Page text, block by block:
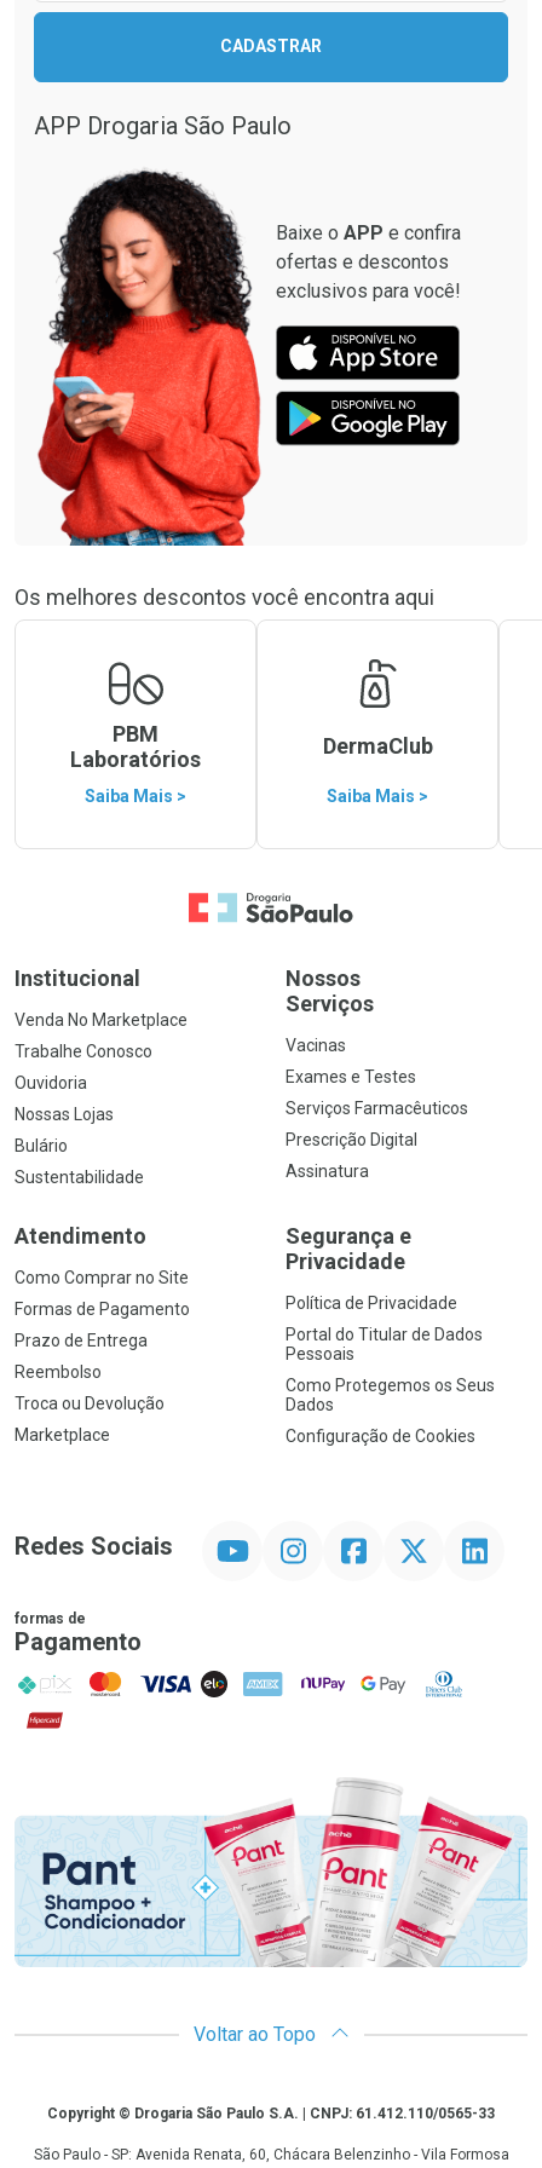
CADASTRAR
APP Drogaria São Paulo
Baixe o APP e confira
ofertas e descontos
exclusivos para você!
Os melhores descontos você encontra aqui
PBM
Laboratórios
Saiba Mais >
DermaClub
Saiba Mais >
Ir para a Home
Institucional
Venda No Marketplace
Trabalhe Conosco
Ouvidoria
Nossas Lojas
Bulário
Sustentabilidade
Nossos
Serviços
Vacinas
Exames e Testes
Serviços Farmacêuticos
Prescrição Digital
Assinatura
Atendimento
Como Comprar no Site
Formas de Pagamento
Prazo de Entrega
Reembolso
Troca ou Devolução
Marketplace
Segurança e
Privacidade
Política de Privacidade
Portal do Titular de Dados
Pessoais
Como Protegemos os Seus
Dados
Configuração de Cookies
Redes Sociais InstagramFacebookTwitter Linkedin
formas de
Pagamento
PIX MasterCard
VISA ELO AMEX NuPay Google PayDiners Club
Hipercard
Promoção em Destaque
Voltar ao Topo
CopyrightCopyright © Drogaria São Paulo S.A. | CNPJ: 61.412.110/0565-33
São Paulo - SP: Avenida Renata, 60, Chácara Belenzinho - Vila Formosa